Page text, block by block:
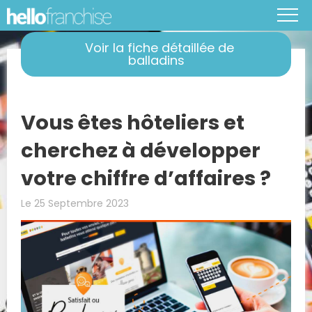
Voir la fiche détaillée de
balladins
Vous êtes hôteliers et
cherchez à développer
votre chiffre d’affaires ?
Le 25 Septembre 2023